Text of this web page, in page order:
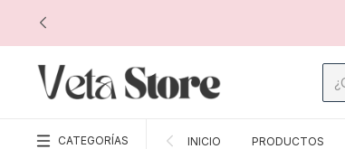
CATEGORÍAS INICIO PRODUCTOS